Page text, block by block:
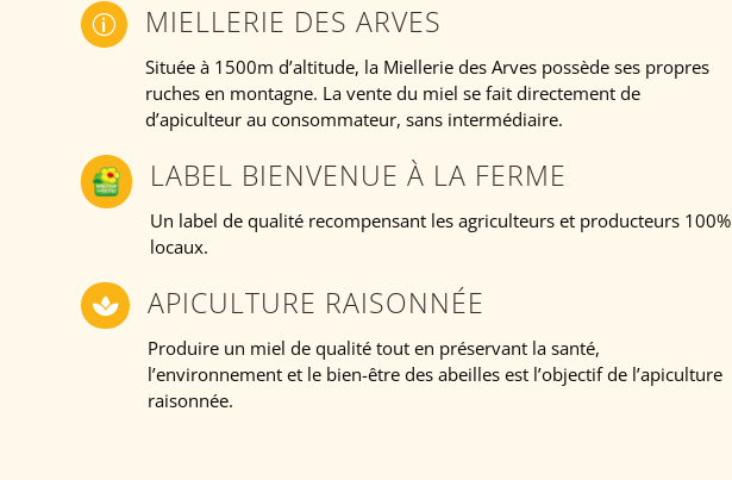
p MIELLERIE DES ARVES
Située à 1500m d’altitude, la Miellerie des Arves possède ses propres
ruches en montagne. La vente du miel se fait directement de
d’apiculteur au consommateur, sans intermédiaire.
LABEL BIENVENUE À LA FERME
Un label de qualité recompensant les agriculteurs et producteurs 100%
locaux.
 APICULTURE RAISONNÉE
Produire un miel de qualité tout en préservant la santé,
l’environnement et le bien-être des abeilles est l’objectif de l’apiculture
raisonnée.